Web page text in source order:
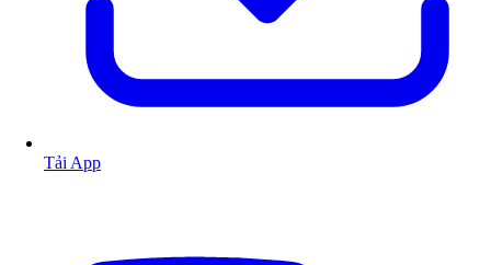
Tải App